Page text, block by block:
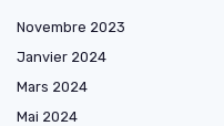
Novembre 2023
Janvier 2024
Mars 2024
Mai 2024